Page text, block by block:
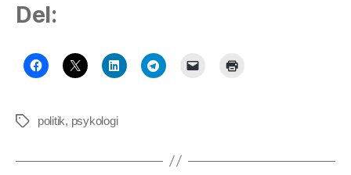
Del:
Tags politik, psykologi